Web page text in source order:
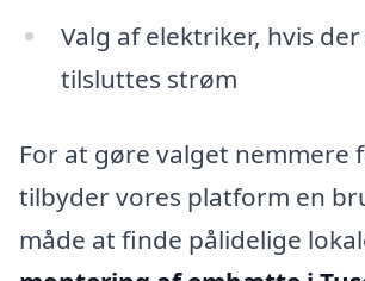
Valg af elektriker, hvis der
tilsluttes strøm
For at gøre valget nemmere
tilbyder vores platform en
måde at finde pålidelige